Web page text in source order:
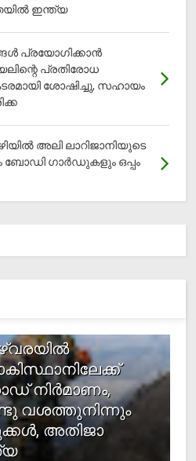
ഇന്ത്യ
പ്രയോഗിക്കാന്‍
പ്രതിരോധ
ശോഷിച്ചു, സഹായം
അലി ലാറിജാനിയുടെ
ബോഡി ഗാര്‍ഡുകളും ഒപ്പം
നിർമാണം,
വശത്തുനിന്നും
അതിജാ​